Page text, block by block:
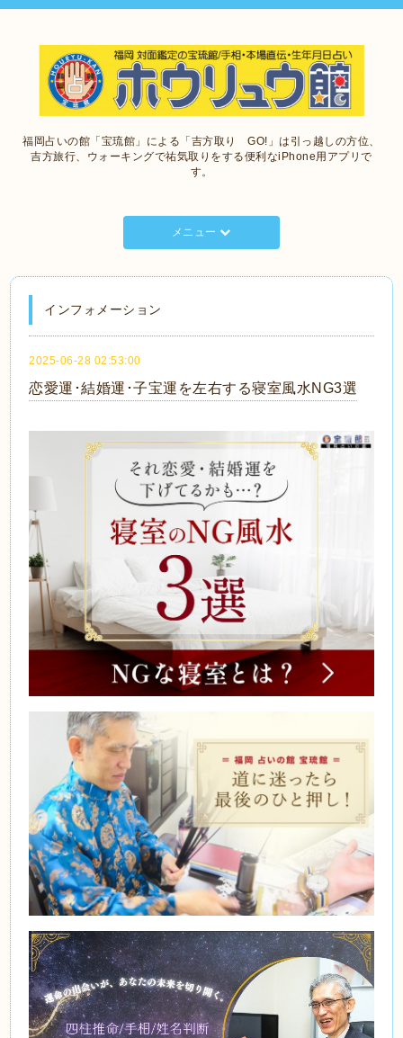
福岡占いの館「宝琉館」による「吉方取り GO!」は引っ越しの方位、
吉方旅行、ウォーキングで祐気取りをする便利なiPhone用アプリで
す。
メニュー
インフォメーション
2025-06-28 02:53:00
恋愛運･結婚運･子宝運を左右する寝室風水NG3選